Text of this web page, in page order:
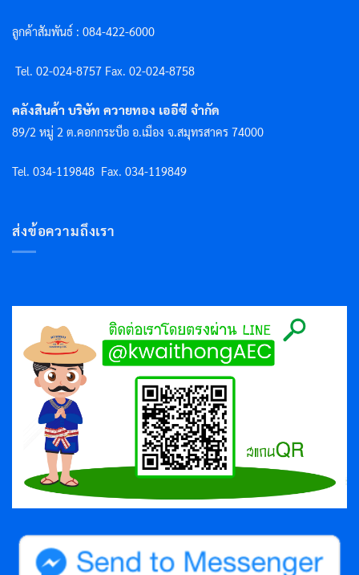
ลูกค้าสัมพันธ์ : 084-422-6000
Tel. 02-024-8757 Fax. 02-024-8758
คลังสินค้า บริษัท ควายทอง เออีซี จำกัด
89/2 หมู่ 2 ต.คอกกระบือ อ.เมือง จ.สมุทรสาคร 74000
Tel. 034-119848 Fax. 034-119849
ส่งข้อความถึงเรา